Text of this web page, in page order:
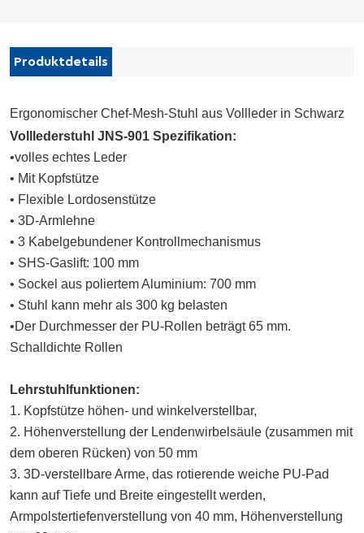
Produktdetails
Ergonomischer Chef-Mesh-Stuhl aus Vollleder in Schwarz
Volllederstuhl JNS-901 Spezifikation:
•volles echtes Leder
• Mit Kopfstütze
• Flexible Lordosenstütze
• 3D-Armlehne
• 3 Kabelgebundener Kontrollmechanismus
• SHS-Gaslift: 100 mm
• Sockel aus poliertem Aluminium: 700 mm
• Stuhl kann mehr als 300 kg belasten
•Der Durchmesser der PU-Rollen beträgt 65 mm.
Schalldichte Rollen
Lehrstuhlfunktionen:
1. Kopfstütze höhen- und winkelverstellbar,
2. Höhenverstellung der Lendenwirbelsäule (zusammen mit
dem oberen Rücken) von 50 mm
3. 3D-verstellbare Arme, das rotierende weiche PU-Pad
kann auf Tiefe und Breite eingestellt werden,
Armpolstertiefenverstellung von 40 mm, Höhenverstellung